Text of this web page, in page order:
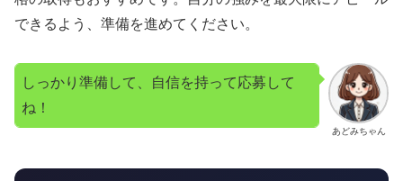
できるよう、準備を進めてください。
あどみちゃん
しっかり準備して、自信を持って応募して
ね！